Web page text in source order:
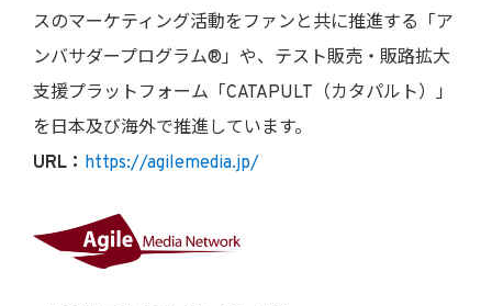
スのマーケティング活動をファンと共に推進する「ア
ンバサダープログラム®」や、テスト販売・販路拡大
支援プラットフォーム「CATAPULT（カタパルト）」
を日本及び海外で推進しています。
URL ： https://agilemedia.jp/